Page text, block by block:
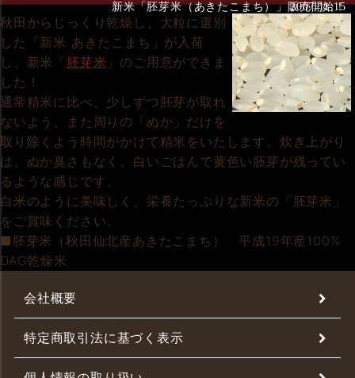
新米「胚芽米（あきたこまち）」販売開始！
2007.11.15
秋田からじっくり乾燥し、大粒に選別
した「新米 あきたこまち」が入荷
し、新米「 胚芽米 」のご用意ができま
した！
通常精米に比べ、少しずつ胚芽が取れ
ないよう、また周りの「ぬか」だけを
取り除くよう時間がかけて精米をいたします。炊き上がり
は、ぬか臭さもなく、白いごはんで黄色い胚芽が残ってい
るような感じです。
白米のように美味しく、栄養たっぷりな新米の「胚芽米」
をご賞味ください。
■胚芽米（秋田仙北産あきたこまち） 平成19年産100%
DAG乾燥米
会社概要
特定商取引法に基づく表示